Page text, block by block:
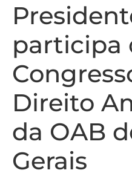
participa
Direito
da OAB
Gerais